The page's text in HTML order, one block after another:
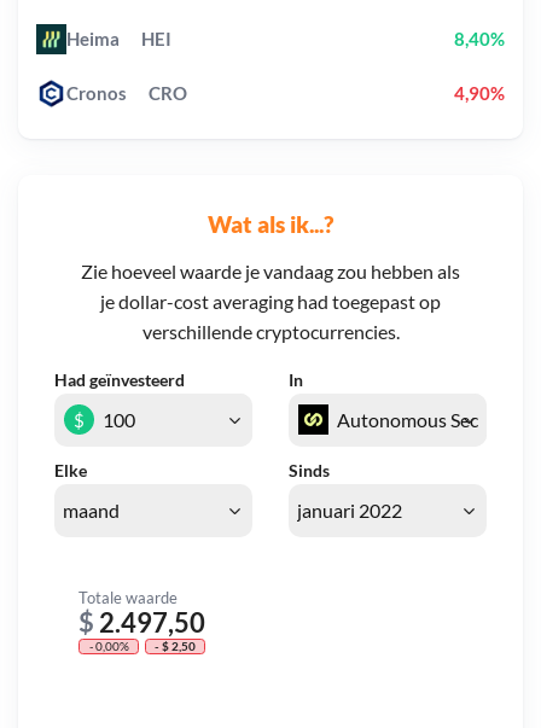
Wat als ik...?
Zie hoeveel waarde je vandaag zou hebben als
je dollar-cost averaging had toegepast op
verschillende cryptocurrencies.
Had geïnvesteerd In
Elke Sinds
$
Totale waarde
$ 2.497,50
- 0,00% - $ 2,50
Heima HEI 8,40%
Cronos CRO 4,90%